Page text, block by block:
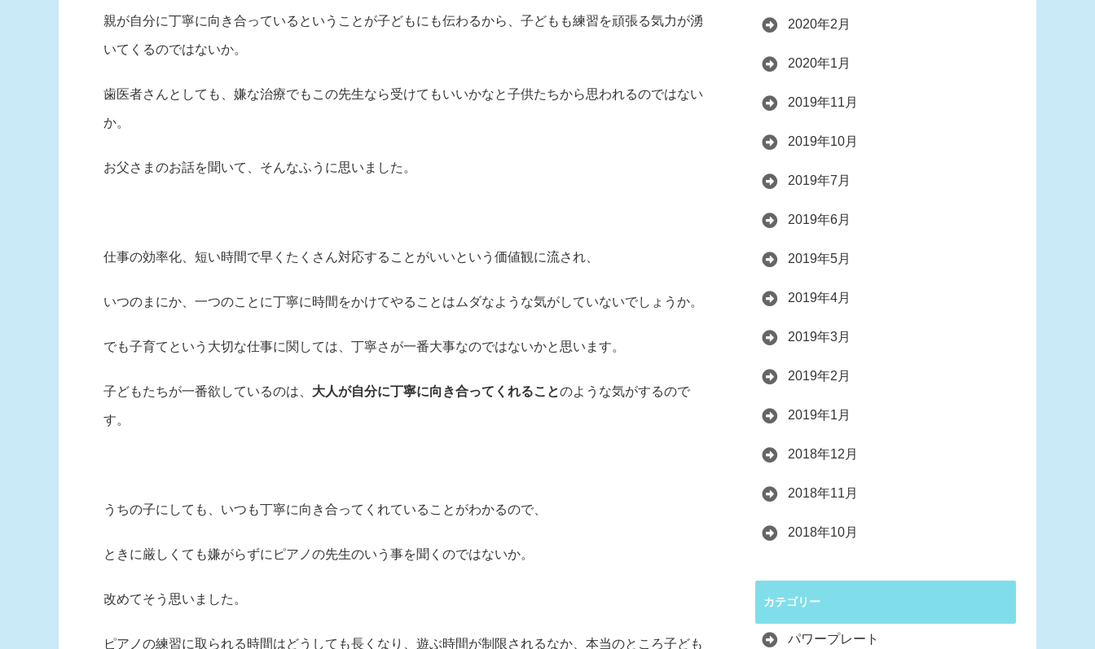
親が自分に丁寧に向き合っているということが子どもにも伝わるから、子どもも練習を頑張る気力が湧
いてくるのではないか。
歯医者さんとしても、嫌な治療でもこの先生なら受けてもいいかなと子供たちから思われるのではない
か。
お父さまのお話を聞いて、そんなふうに思いました。
仕事の効率化、短い時間で早くたくさん対応することがいいという価値観に流され、
いつのまにか、一つのことに丁寧に時間をかけてやることはムダなような気がしていないでしょうか。
でも子育てという大切な仕事に関しては、丁寧さが一番大事なのではないかと思います。
子どもたちが一番欲しているのは、 大人が自分に丁寧に向き合ってくれることのような気がするので
す。
うちの子にしても、いつも丁寧に向き合ってくれていることがわかるので、
ときに厳しくても嫌がらずにピアノの先生のいう事を聞くのではないか。
改めてそう思いました。
ピアノの練習に取られる時間はどうしても長くなり、遊ぶ時間が制限されるなか、本当のところ子ども
2020年2月
2020年1月
2019年11月
2019年10月
2019年7月
2019年6月
2019年5月
2019年4月
2019年3月
2019年2月
2019年1月
2018年12月
2018年11月
2018年10月
カテゴリー
パワープレート